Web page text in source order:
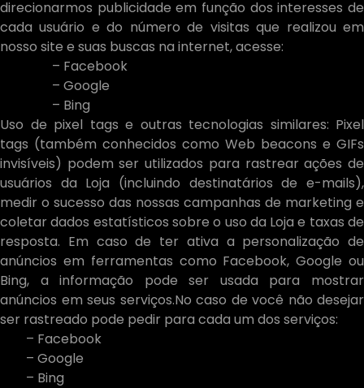
direcionarmos publicidade em função dos interesses de
cada usuário e do número de visitas que realizou em
nosso site e suas buscas na internet, acesse:
– Facebook
– Google
– Bing
Uso de pixel tags e outras tecnologias similares: Pixel
tags (também conhecidos como Web beacons e GIFs
invisíveis) podem ser utilizados para rastrear ações de
usuários da Loja (incluindo destinatários de e-mails),
medir o sucesso das nossas campanhas de marketing e
coletar dados estatísticos sobre o uso da Loja e taxas de
resposta. Em caso de ter ativa a personalização de
anúncios em ferramentas como Facebook, Google ou
Bing, a informação pode ser usada para mostrar
anúncios em seus serviços.No caso de você não desejar
ser rastreado pode pedir para cada um dos serviços:
– Facebook
– Google
– Bing